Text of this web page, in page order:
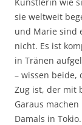
sie weltweit
und Marie sind
nicht. Es ist
in Tränen
– wissen beide,
Zug ist, der mit
Garaus
Damals in Tokio.